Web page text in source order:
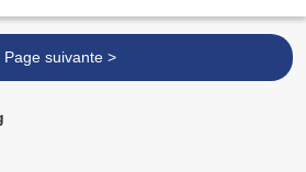
Page suivante >